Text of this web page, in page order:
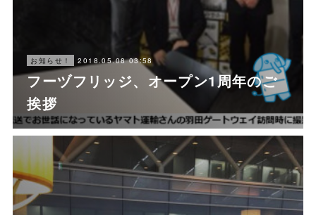
お知らせ！ 2018.05.08 03:58
フーヅフリッジ、オープン1周年のご
挨拶